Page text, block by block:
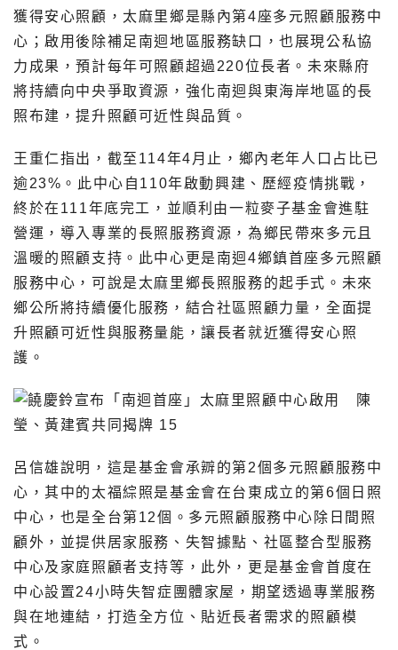
獲得安心照顧，太麻里鄉是縣內第4座多元照顧服務中
心；啟用後除補足南迴地區服務缺口，也展現公私協
力成果，預計每年可照顧超過220位長者。未來縣府
將持續向中央爭取資源，強化南迴與東海岸地區的長
照布建，提升照顧可近性與品質。
王重仁指出，截至114年4月止，鄉內老年人口占比已
逾23%。此中心自110年啟動興建、歷經疫情挑戰，
終於在111年底完工，並順利由一粒麥子基金會進駐
營運，導入專業的長照服務資源，為鄉民帶來多元且
溫暖的照顧支持。此中心更是南迴4鄉鎮首座多元照顧
服務中心，可說是太麻里鄉長照服務的起手式。未來
鄉公所將持續優化服務，結合社區照顧力量，全面提
升照顧可近性與服務量能，讓長者就近獲得安心照
護。
呂信雄說明，這是基金會承辧的第2個多元照顧服務中
心，其中的太福綜照是基金會在台東成立的第6個日照
中心，也是全台第12個。多元照顧服務中心除日間照
顧外，並提供居家服務、失智據點、社區整合型服務
中心及家庭照顧者支持等，此外，更是基金會首度在
中心設置24小時失智症團體家屋，期望透過專業服務
與在地連結，打造全方位、貼近長者需求的照顧模
式。